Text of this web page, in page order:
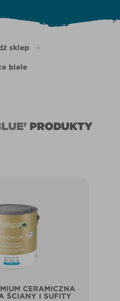
sklep
biele
PRODUKTY
CERAMICZNA
ŚCIANY I SUFITY